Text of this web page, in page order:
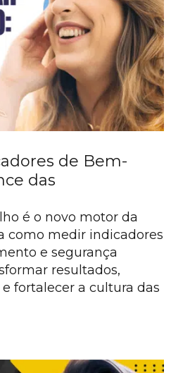
de Bem-
das
é o novo motor da
como medir indicadores
e segurança
resultados,
fortalecer a cultura das